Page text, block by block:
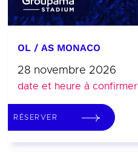
OL / AS MONACO
28 novembre 2026
date et heure à confirmer
RÉSERVER